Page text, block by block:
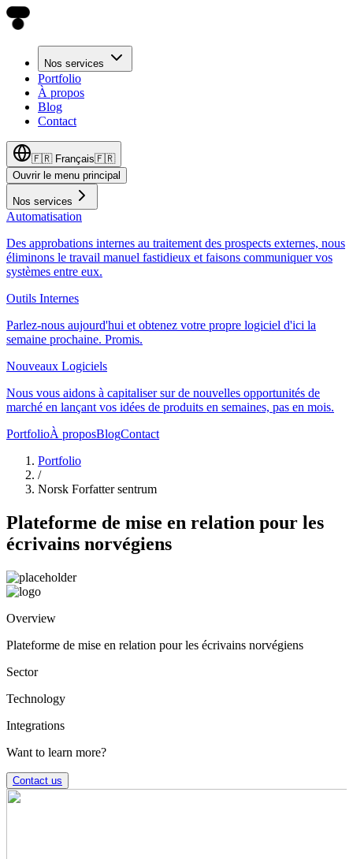
Nos services
Portfolio
À propos
Blog
Contact
🇫🇷 Français🇫🇷
Ouvrir le menu principal
Nos services
Automatisation
Des approbations internes au traitement des prospects externes, nous
éliminons le travail manuel fastidieux et faisons communiquer vos
systèmes entre eux.
Outils Internes
Parlez-nous aujourd'hui et obtenez votre propre logiciel d'ici la
semaine prochaine. Promis.
Nouveaux Logiciels
Nous vous aidons à capitaliser sur de nouvelles opportunités de
marché en lançant vos idées de produits en semaines, pas en mois.
PortfolioÀ proposBlogContact
Portfolio
/
Norsk Forfatter sentrum
Plateforme de mise en relation pour les
écrivains norvégiens
Overview
Plateforme de mise en relation pour les écrivains norvégiens
Sector
Technology
Integrations
Want to learn more?
Contact us